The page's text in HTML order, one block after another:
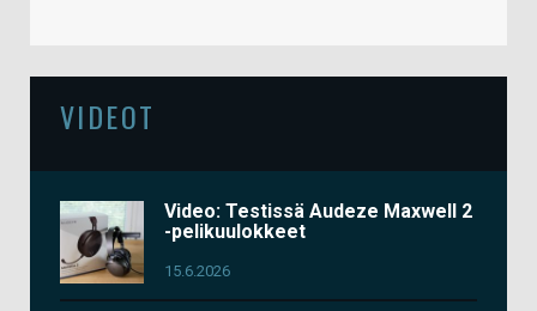
VIDEOT
Video: Testissä Audeze Maxwell 2
-pelikuulokkeet
15.6.2026